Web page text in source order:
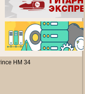
HM 34